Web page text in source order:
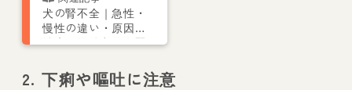
犬の腎不全｜急性・
慢性の違い・原因・
治療・予後などを腎
が解説
2. 下痢や嘔吐に注意